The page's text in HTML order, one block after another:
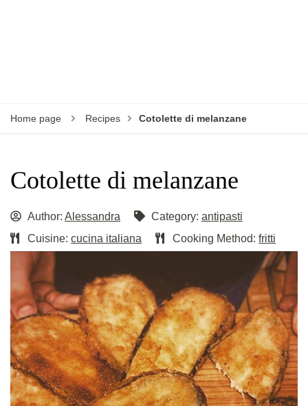
Home page Recipes Cotolette di melanzane
Cotolette di melanzane
Author: Alessandra Category: antipasti
Cuisine: cucina italiana Cooking Method: fritti